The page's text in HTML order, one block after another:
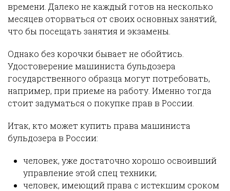
времени. Далеко не каждый готов на несколько
месяцев оторваться от своих основных занятий,
что бы посещать занятия и экзамены.
Однако без корочки бывает не обойтись.
Удостоверение машиниста бульдозера
государственного образца могут потребовать,
например, при приеме на работу. Именно тогда
стоит задуматься о покупке прав в России.
Итак, кто может купить права машиниста
бульдозера в России:
человек, уже достаточно хорошо освоивший
управление этой спец техники;
человек, имеющий права с истекшим сроком